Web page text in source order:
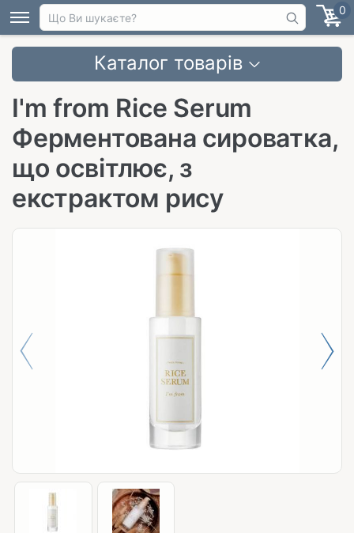
0
Каталог товарів
I'm from Rice Serum
Ферментована сироватка,
що освітлює, з
екстрактом рису